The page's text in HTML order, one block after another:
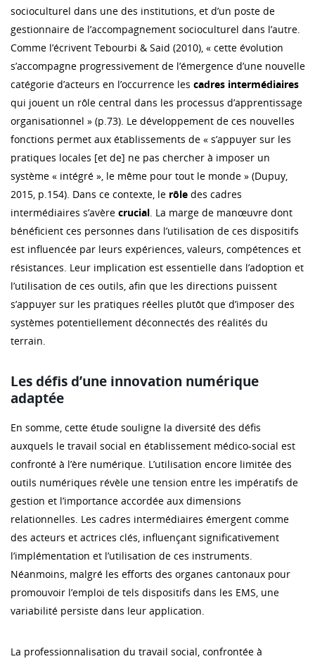
socioculturel dans une des institutions, et d’un poste de
gestionnaire de l’accompagnement socioculturel dans l’autre.
Comme l’écrivent Tebourbi & Said (2010), « cette évolution
s’accompagne progressivement de l’émergence d’une nouvelle
catégorie d’acteurs en l’occurrence les cadres intermédiaires
qui jouent un rôle central dans les processus d’apprentissage
organisationnel » (p.73). Le développement de ces nouvelles
fonctions permet aux établissements de « s’appuyer sur les
pratiques locales [et de] ne pas chercher à imposer un
système « intégré », le même pour tout le monde » (Dupuy,
2015, p.154). Dans ce contexte, le rôle des cadres
intermédiaires s’avère crucial. La marge de manœuvre dont
bénéficient ces personnes dans l’utilisation de ces dispositifs
est influencée par leurs expériences, valeurs, compétences et
résistances. Leur implication est essentielle dans l’adoption et
l’utilisation de ces outils, afin que les directions puissent
s’appuyer sur les pratiques réelles plutôt que d’imposer des
systèmes potentiellement déconnectés des réalités du
terrain.
Les défis d’une innovation numérique
adaptée
En somme, cette étude souligne la diversité des défis
auxquels le travail social en établissement médico-social est
confronté à l’ère numérique. L’utilisation encore limitée des
outils numériques révèle une tension entre les impératifs de
gestion et l’importance accordée aux dimensions
relationnelles. Les cadres intermédiaires émergent comme
des acteurs et actrices clés, influençant significativement
l’implémentation et l’utilisation de ces instruments.
Néanmoins, malgré les efforts des organes cantonaux pour
promouvoir l’emploi de tels dispositifs dans les EMS, une
variabilité persiste dans leur application.
La professionnalisation du travail social, confrontée à